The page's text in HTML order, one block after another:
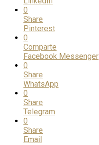
0
Share
Pinterest
0
Comparte
Facebook Messenger
0
Share
WhatsApp
0
Share
Telegram
0
Share
Email